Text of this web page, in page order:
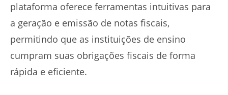
plataforma oferece ferramentas intuitivas para
a geração e emissão de notas fiscais,
permitindo que as instituições de ensino
cumpram suas obrigações fiscais de forma
rápida e eficiente.